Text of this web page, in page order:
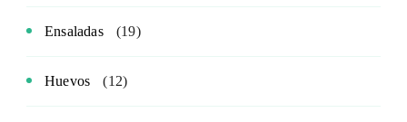
Ensaladas (19)
Huevos (12)